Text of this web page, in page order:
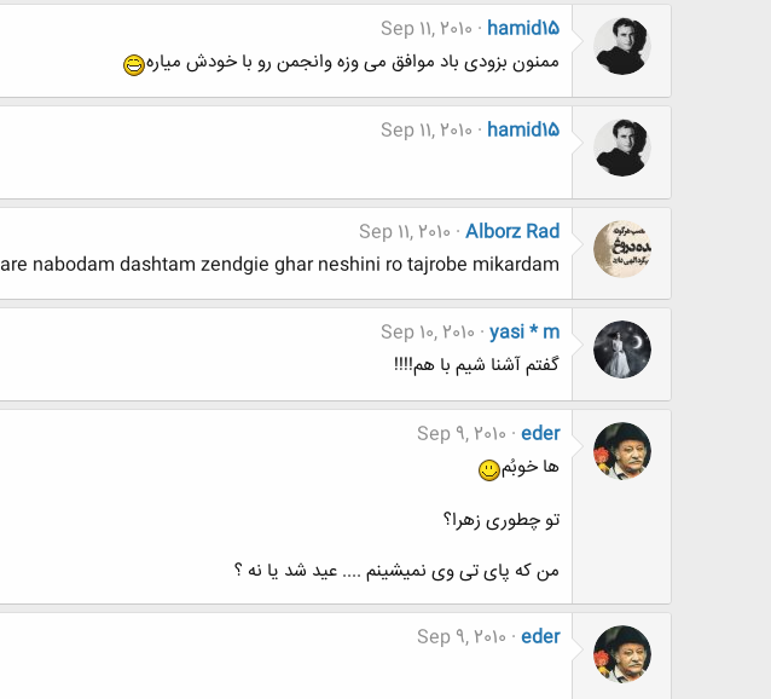
hamid15
Sep 11, 2010
ممنون بزودی باد موافق می وزه وانجمن رو با خودش میاره
hamid15
Sep 11, 2010
Alborz Rad
Sep 11, 2010
are nabodam dashtam zendgie ghar neshini ro tajrobe mikardam!!!!!!
yasi * m
Sep 10, 2010
گفتم آشنا شیم با هم!!!!
eder
Sep 9, 2010
ها خوبُم
تو چطوری زهرا؟
من که پای تی وی نمیشینم .... عید شد یا نه ؟
eder
Sep 9, 2010